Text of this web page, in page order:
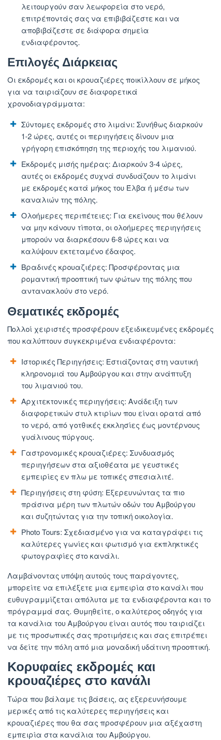
λειτουργούν σαν λεωφορεία στο νερό,
επιτρέποντάς σας να επιβιβάζεστε και να
αποβιβάζεστε σε διάφορα σημεία
ενδιαφέροντος.
Επιλογές Διάρκειας
Οι εκδρομές και οι κρουαζιέρες ποικίλλουν σε μήκος
για να ταιριάζουν σε διαφορετικά
χρονοδιαγράμματα:
Σύντομες εκδρομές στο λιμάνι: Συνήθως διαρκούν
1-2 ώρες, αυτές οι περιηγήσεις δίνουν μια
γρήγορη επισκόπηση της περιοχής του λιμανιού.
Εκδρομές μισής ημέρας: Διαρκούν 3-4 ώρες,
αυτές οι εκδρομές συχνά συνδυάζουν το λιμάνι
με εκδρομές κατά μήκος του Έλβα ή μέσω των
καναλιών της πόλης.
Ολοήμερες περιπέτειες: Για εκείνους που θέλουν
να μην κάνουν τίποτα, οι ολοήμερες περιηγήσεις
μπορούν να διαρκέσουν 6-8 ώρες και να
καλύψουν εκτεταμένο έδαφος.
Βραδινές κρουαζιέρες: Προσφέροντας μια
ρομαντική προοπτική των φώτων της πόλης που
αντανακλούν στο νερό.
Θεματικές εκδρομές
Πολλοί χειριστές προσφέρουν εξειδικευμένες εκδρομές
που καλύπτουν συγκεκριμένα ενδιαφέροντα:
Ιστορικές Περιηγήσεις: Εστιάζοντας στη ναυτική
κληρονομιά του Αμβούργου και στην ανάπτυξη
του λιμανιού του.
Αρχιτεκτονικές περιηγήσεις: Ανάδειξη των
διαφορετικών στυλ κτιρίων που είναι ορατά από
το νερό, από γοτθικές εκκλησίες έως μοντέρνους
γυάλινους πύργους.
Γαστρονομικές κρουαζιέρες: Συνδυασμός
περιηγήσεων στα αξιοθέατα με γευστικές
εμπειρίες εν πλω με τοπικές σπεσιαλιτέ.
Περιηγήσεις στη φύση: Εξερευνώντας τα πιο
πράσινα μέρη των πλωτών οδών του Αμβούργου
και συζητώντας για την τοπική οικολογία.
Photo Tours: Σχεδιασμένο για να καταγράφει τις
καλύτερες γωνίες και φωτισμό για εκπληκτικές
φωτογραφίες στο κανάλι.
Λαμβάνοντας υπόψη αυτούς τους παράγοντες,
μπορείτε να επιλέξετε μια εμπειρία στο κανάλι που
ευθυγραμμίζεται απόλυτα με τα ενδιαφέροντα και το
πρόγραμμά σας. Θυμηθείτε, ο καλύτερος οδηγός για
τα κανάλια του Αμβούργου είναι αυτός που ταιριάζει
με τις προσωπικές σας προτιμήσεις και σας επιτρέπει
να δείτε την πόλη από μια μοναδική υδάτινη προοπτική.
Κορυφαίες εκδρομές και
κρουαζιέρες στο κανάλι
Τώρα που βάλαμε τις βάσεις, ας εξερευνήσουμε
μερικές από τις καλύτερες περιηγήσεις και
κρουαζιέρες που θα σας προσφέρουν μια αξέχαστη
εμπειρία στα κανάλια του Αμβούργου.